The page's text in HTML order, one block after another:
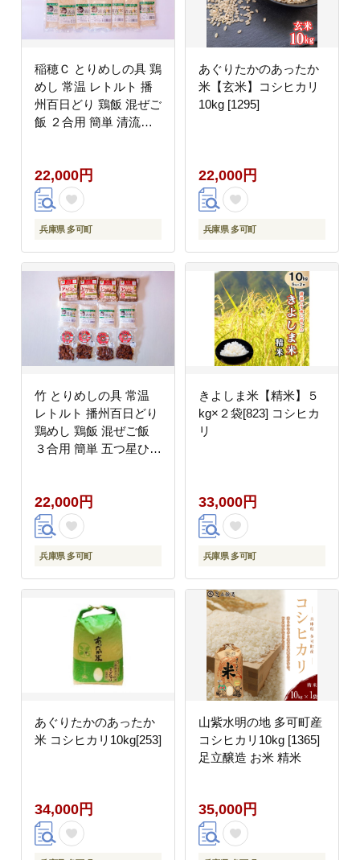
稲穂Ｃ とりめしの具 鶏
めし 常温 レトルト 播
州百日どり 鶏飯 混ぜご
飯 ２合用 簡単 清流米
22,000円
兵庫県 多可町
あぐりたかのあったか
米【玄米】コシヒカリ
10kg [1295]
22,000円
兵庫県 多可町
竹 とりめしの具 常温
レトルト 播州百日どり
鶏めし 鶏飯 混ぜご飯
３合用 簡単 五つ星ひょ
コシヒカリ 簡単[222]
22,000円
兵庫県 多可町
きよしま米【精米】５
kg×２袋[823] コシヒカ
リ
33,000円
兵庫県 多可町
あぐりたかのあったか
米 コシヒカリ10kg[253]
34,000円
山紫水明の地 多可町産
コシヒカリ10kg [1365]
足立醸造 お米 精米
35,000円